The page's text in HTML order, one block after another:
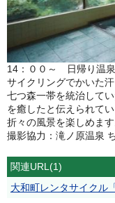
14：００～ 日帰り温泉
サイクリングでかいた
七つ森一帯を統治して
を癒したと伝えられて
折々の風景を楽しめます
撮影協力：滝ノ原温泉
関連URL(1)
大和町レンタサイクル